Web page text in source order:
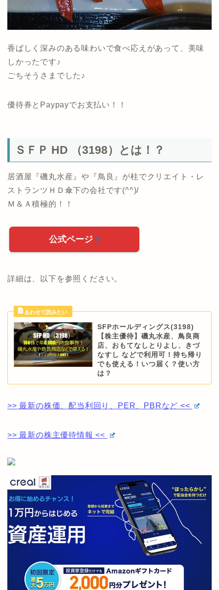
香ばしく深みのある味わいで食べ応えがあって、美味
しかったです♪
ごちそうさまでした♪
優待券とPaypayでお支払い！！
ＳＦＰ HD （3198）とは！？
居酒屋『磯丸水産』や『鳥良』が柱でクリエイト・レ
ストランツＨＤ傘下の会社です(^^)/
Ｍ＆Ａ積極的！！
公式ページ
詳細は、以下を参照ください。
SFPホールディングス(3198)
【株主優待】磯丸水産、鳥良商
店、おもてなしとりよし、きづ
なすし などで利用可！持ち帰り
でも使える！いつ届く？使い方
は？
>> 最新の株価、配当利回り、PER、PBRなど <<
>> 最新の株主優待情報 <<